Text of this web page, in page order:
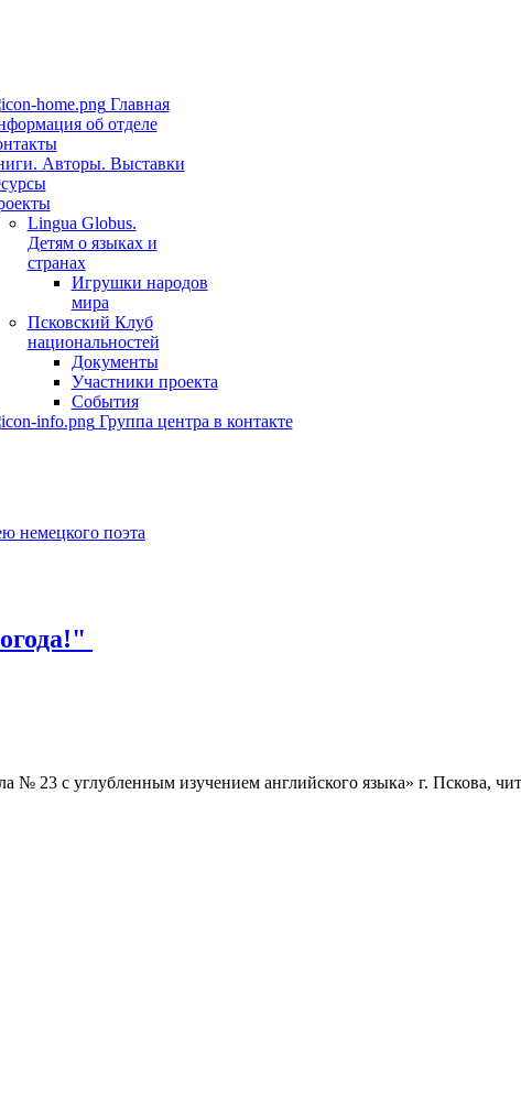
Главная
об отделе
Авторы. Выставки
Lingua Globus.
Детям о языках и
странах
Игрушки народов
мира
Псковский Клуб
национальностей
Документы
Участники проекта
События
Группа центра в контакте
немецкого поэта
23 с углубленным изучением английского языка» г. Пскова,